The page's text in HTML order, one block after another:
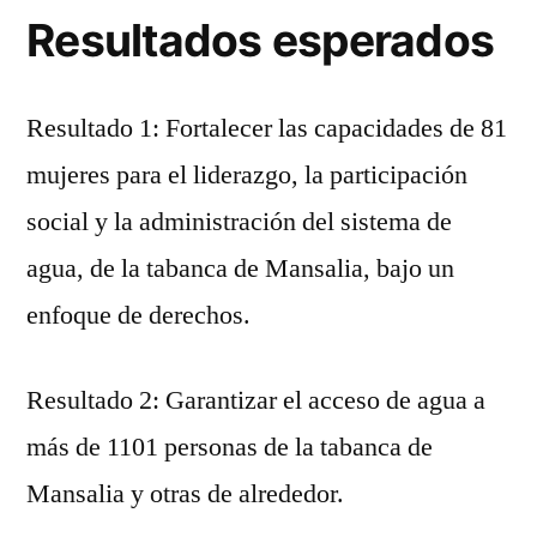
Resultados esperados
Resultado 1: Fortalecer las capacidades de 81
mujeres para el liderazgo, la participación
social y la administración del sistema de
agua, de la tabanca de Mansalia, bajo un
enfoque de derechos.
Resultado 2: Garantizar el acceso de agua a
más de 1101 personas de la tabanca de
Mansalia y otras de alrededor.